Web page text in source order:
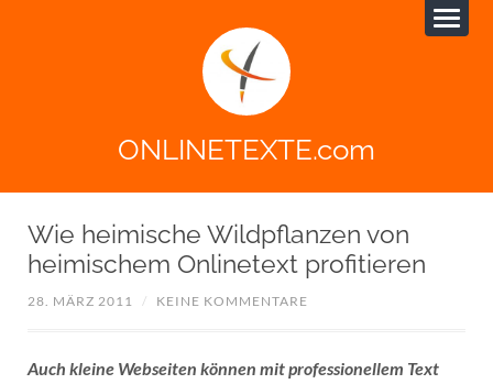
ONLINETEXTE.com
Wie heimische Wildpflanzen von
heimischem Onlinetext profitieren
28. MÄRZ 2011 / KEINE KOMMENTARE
Auch kleine Webseiten können mit professionellem Text